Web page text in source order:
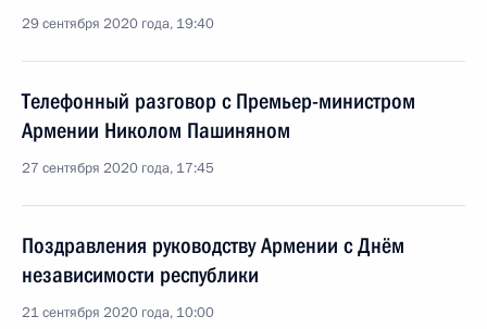
29 сентября 2020 года, 19:40
Телефонный разговор с Премьер-министром
Армении Николом Пашиняном
27 сентября 2020 года, 17:45
Поздравления руководству Армении с Днём
независимости республики
21 сентября 2020 года, 10:00